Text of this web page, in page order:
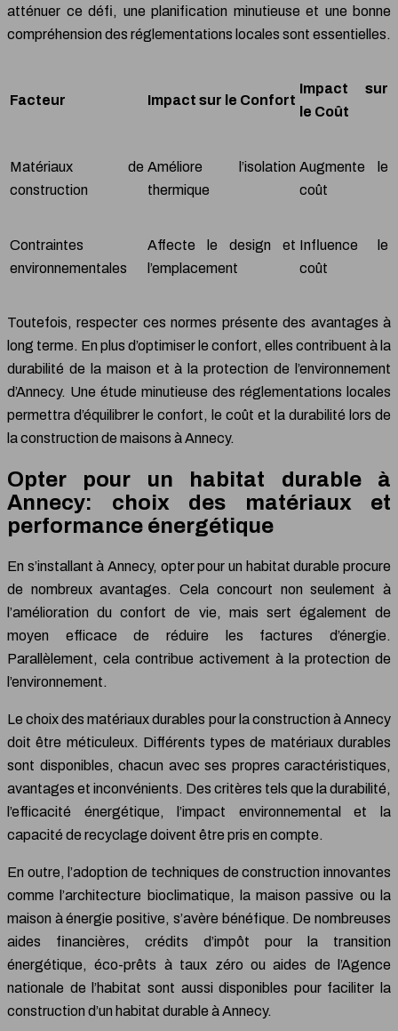
atténuer ce défi, une planification minutieuse et une bonne
compréhension des réglementations locales sont essentielles.
Facteur Impact sur le Confort
Impact sur
le Coût
Matériaux de
construction
Améliore l’isolation
thermique
Augmente le
coût
Contraintes
environnementales
Affecte le design et
l’emplacement
Influence le
coût
Toutefois, respecter ces normes présente des avantages à
long terme. En plus d’optimiser le confort, elles contribuent à la
durabilité de la maison et à la protection de l’environnement
d’Annecy. Une étude minutieuse des réglementations locales
permettra d’équilibrer le confort, le coût et la durabilité lors de
la construction de maisons à Annecy.
Opter pour un habitat durable à
Annecy: choix des matériaux et
performance énergétique
En s’installant à Annecy, opter pour un habitat durable procure
de nombreux avantages. Cela concourt non seulement à
l’amélioration du confort de vie, mais sert également de
moyen efficace de réduire les factures d’énergie.
Parallèlement, cela contribue activement à la protection de
l’environnement.
Le choix des matériaux durables pour la construction à Annecy
doit être méticuleux. Différents types de matériaux durables
sont disponibles, chacun avec ses propres caractéristiques,
avantages et inconvénients. Des critères tels que la durabilité,
l’efficacité énergétique, l’impact environnemental et la
capacité de recyclage doivent être pris en compte.
En outre, l’adoption de techniques de construction innovantes
comme l’architecture bioclimatique, la maison passive ou la
maison à énergie positive, s’avère bénéfique. De nombreuses
aides financières, crédits d’impôt pour la transition
énergétique, éco-prêts à taux zéro ou aides de l’Agence
nationale de l’habitat sont aussi disponibles pour faciliter la
construction d’un habitat durable à Annecy.